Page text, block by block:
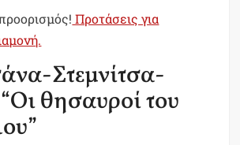
Προτάσεις για
Στεμνίτσα-
θησαυροί του